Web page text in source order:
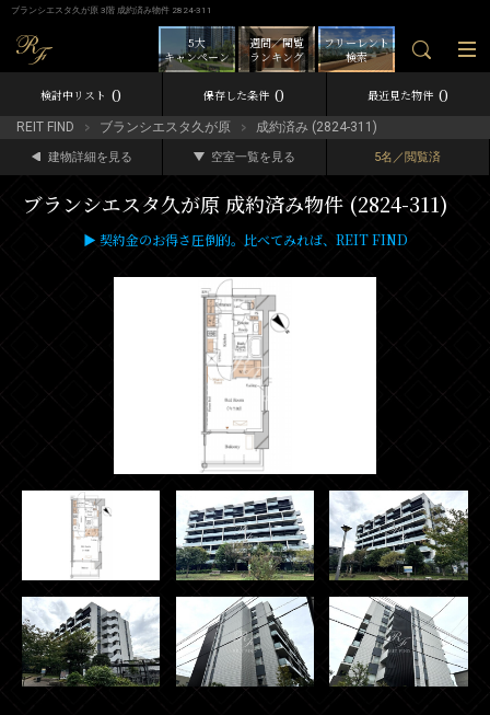
ブランシエスタ久が原 3階 成約済み物件 2824-311
フリーレント
検索
週間／閲覧
ランキング
5大
キャンペーン
検討中リスト 0 保存した条件 0 最近見た物件 0
REIT FIND ブランシエスタ久が原 成約済み (2824-311)
建物詳細を見る 空室一覧を見る 5名／閲覧済
ブランシエスタ久が原 成約済み物件 (2824-311)
▶ 契約金のお得さ圧倒的。比べてみれば、REIT FIND